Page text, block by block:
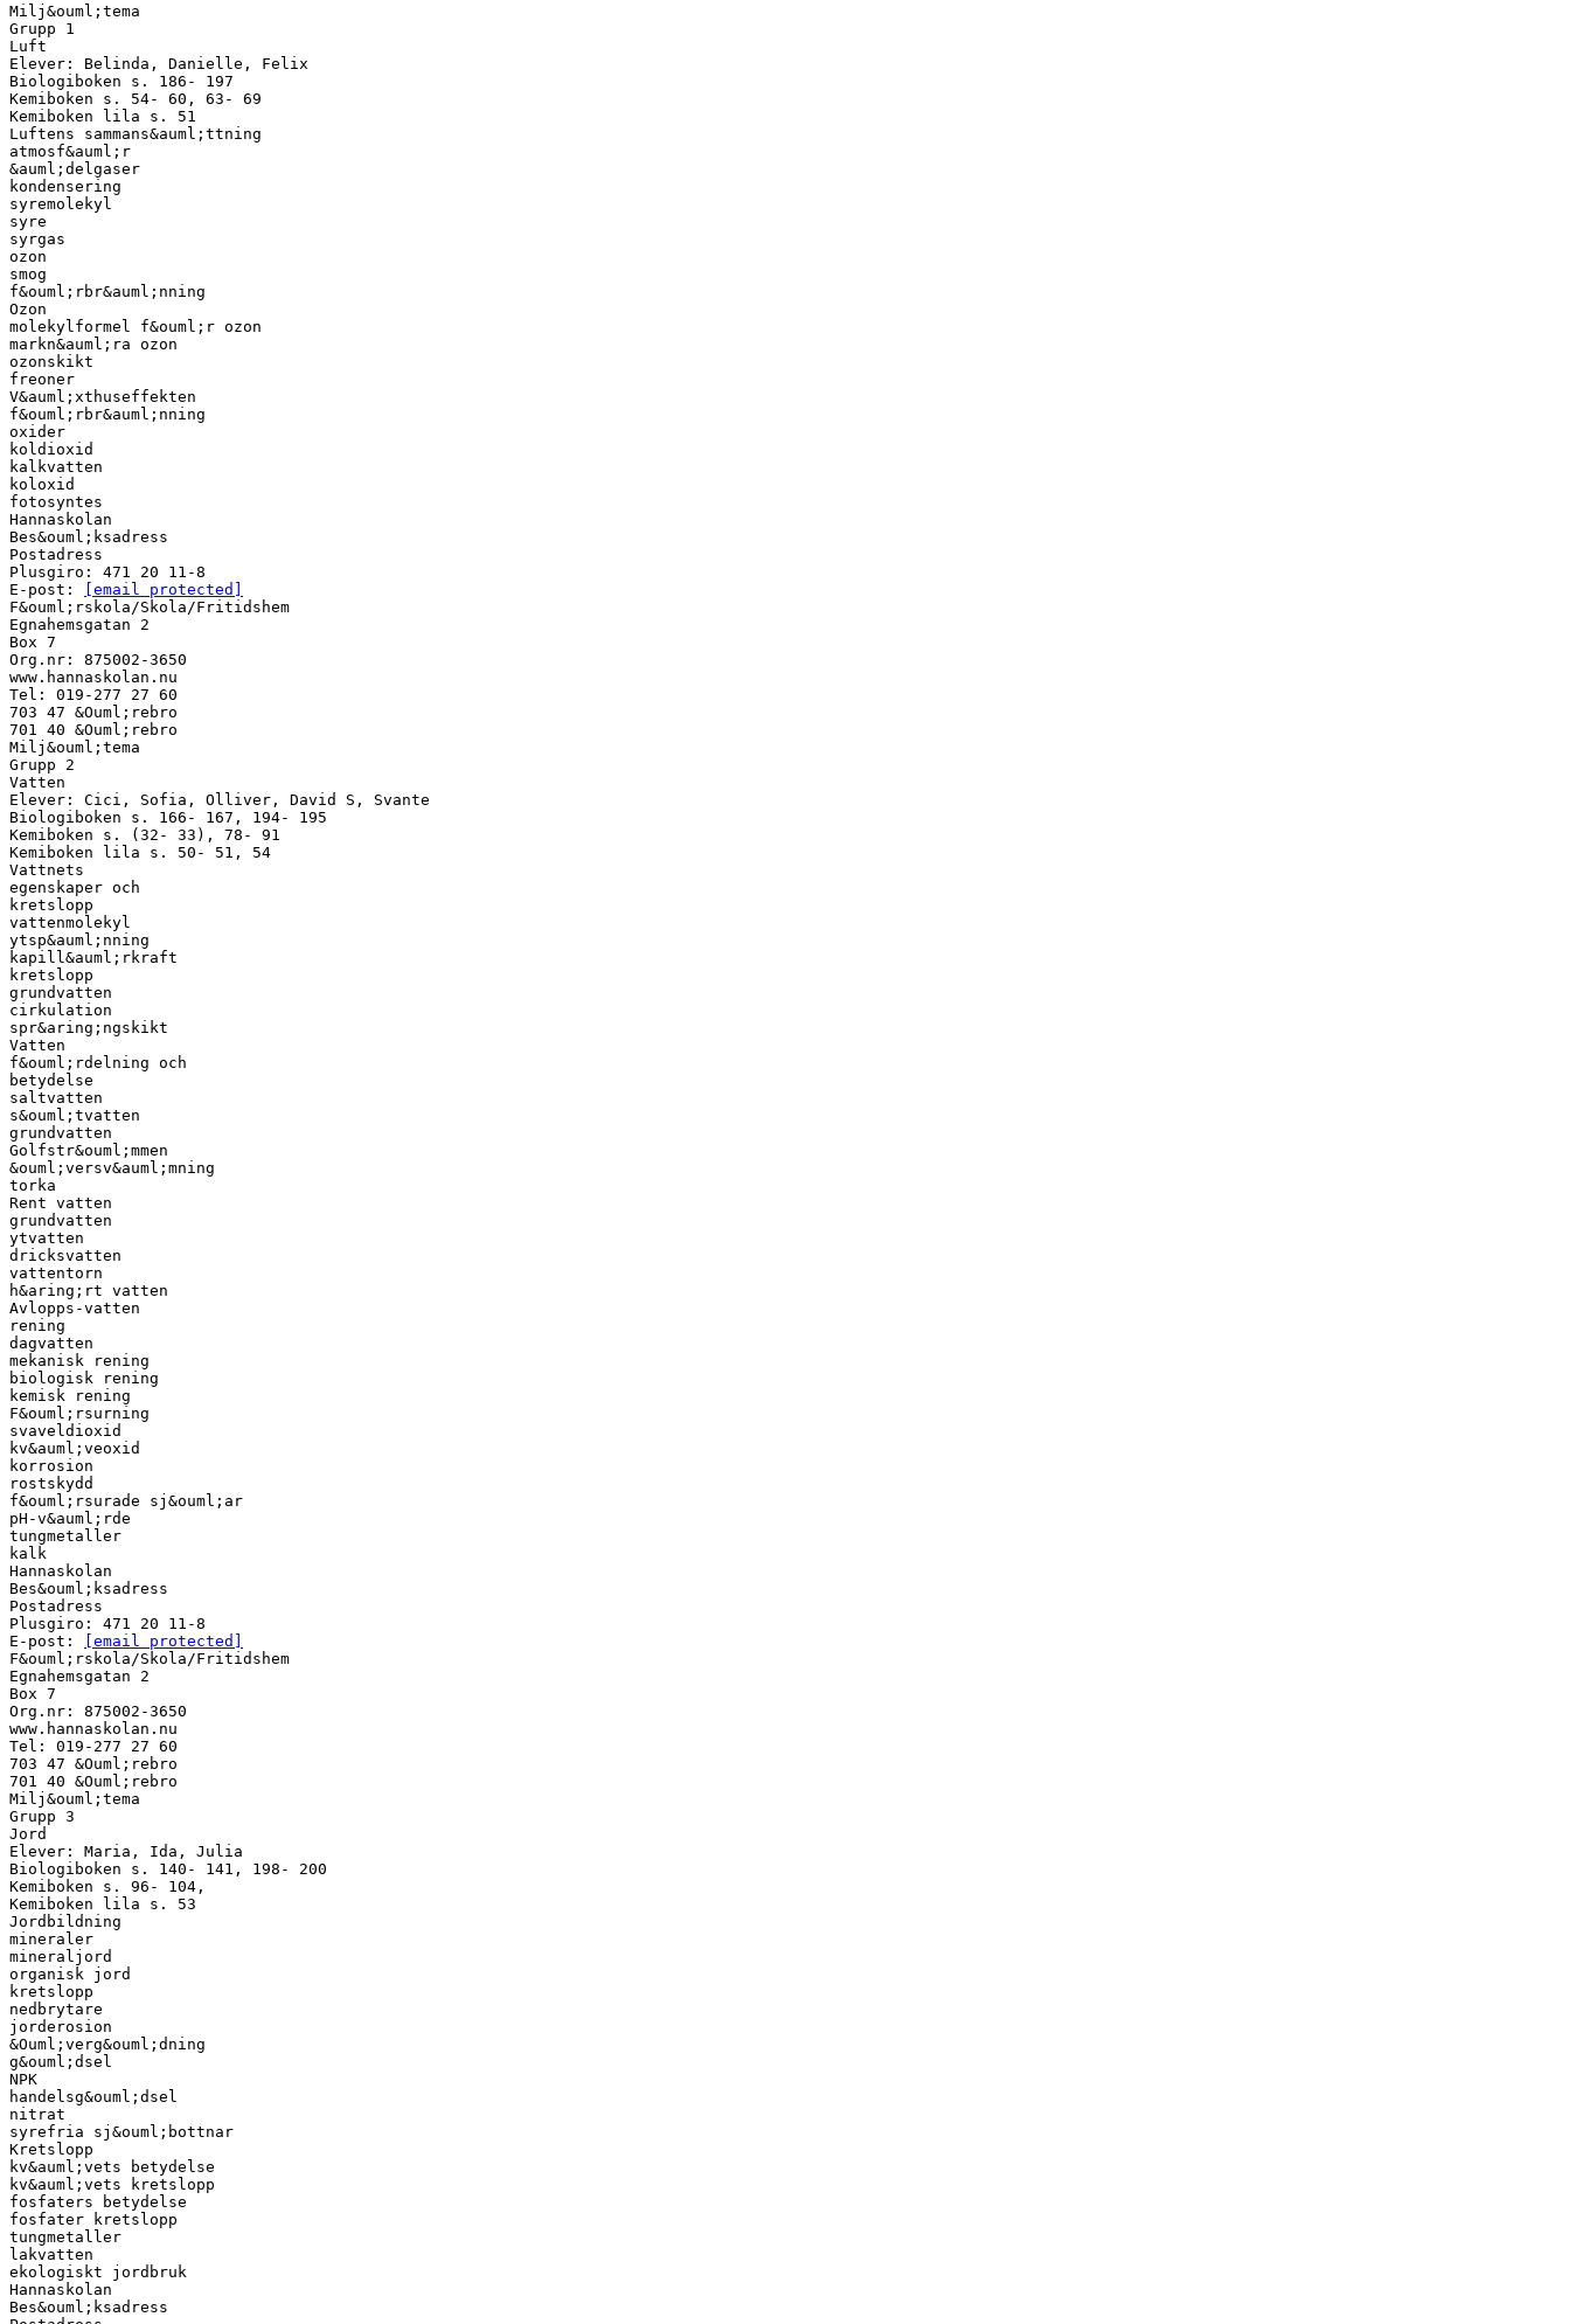
Milj&ouml;tema
Grupp 1
Luft
Elever: Belinda, Danielle, Felix
Biologiboken s. 186- 197
Kemiboken s. 54- 60, 63- 69
Kemiboken lila s. 51
Luftens sammans&auml;ttning
atmosf&auml;r
&auml;delgaser
kondensering
syremolekyl
syre
syrgas
ozon
smog
f&ouml;rbr&auml;nning
Ozon
molekylformel f&ouml;r ozon
markn&auml;ra ozon
ozonskikt
freoner
V&auml;xthuseffekten
f&ouml;rbr&auml;nning
oxider
koldioxid
kalkvatten
koloxid
fotosyntes
Hannaskolan
Bes&ouml;ksadress
Postadress
Plusgiro: 471 20 11-8
E-post:
[email protected]
F&ouml;rskola/Skola/Fritidshem
Egnahemsgatan 2
Box 7
Org.nr: 875002-3650
www.hannaskolan.nu
Tel: 019-277 27 60
703 47 &Ouml;rebro
701 40 &Ouml;rebro
Milj&ouml;tema
Grupp 2
Vatten
Elever: Cici, Sofia, Olliver, David S, Svante
Biologiboken s. 166- 167, 194- 195
Kemiboken s. (32- 33), 78- 91
Kemiboken lila s. 50- 51, 54
Vattnets
egenskaper och
kretslopp
vattenmolekyl
ytsp&auml;nning
kapill&auml;rkraft
kretslopp
grundvatten
cirkulation
spr&aring;ngskikt
Vatten
f&ouml;rdelning och
betydelse
saltvatten
s&ouml;tvatten
grundvatten
Golfstr&ouml;mmen
&ouml;versv&auml;mning
torka
Rent vatten
grundvatten
ytvatten
dricksvatten
vattentorn
h&aring;rt vatten
Avlopps-vatten
rening
dagvatten
mekanisk rening
biologisk rening
kemisk rening
F&ouml;rsurning
svaveldioxid
kv&auml;veoxid
korrosion
rostskydd
f&ouml;rsurade sj&ouml;ar
pH-v&auml;rde
tungmetaller
kalk
Hannaskolan
Bes&ouml;ksadress
Postadress
Plusgiro: 471 20 11-8
E-post:
[email protected]
F&ouml;rskola/Skola/Fritidshem
Egnahemsgatan 2
Box 7
Org.nr: 875002-3650
www.hannaskolan.nu
Tel: 019-277 27 60
703 47 &Ouml;rebro
701 40 &Ouml;rebro
Milj&ouml;tema
Grupp 3
Jord
Elever: Maria, Ida, Julia
Biologiboken s. 140- 141, 198- 200
Kemiboken s. 96- 104,
Kemiboken lila s. 53
Jordbildning
mineraler
mineraljord
organisk jord
kretslopp
nedbrytare
jorderosion
&Ouml;verg&ouml;dning
g&ouml;dsel
NPK
handelsg&ouml;dsel
nitrat
syrefria sj&ouml;bottnar
Kretslopp
kv&auml;vets betydelse
kv&auml;vets kretslopp
fosfaters betydelse
fosfater kretslopp
tungmetaller
lakvatten
ekologiskt jordbruk
Hannaskolan
Bes&ouml;ksadress